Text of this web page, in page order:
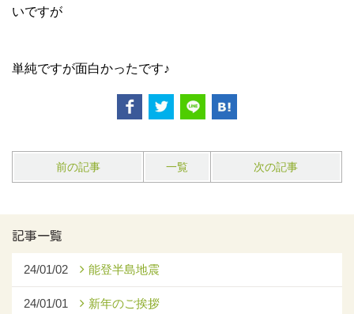
いですが
単純ですが面白かったです♪
前の記事 一覧 次の記事
記事一覧
24/01/02 能登半島地震
24/01/01 新年のご挨拶